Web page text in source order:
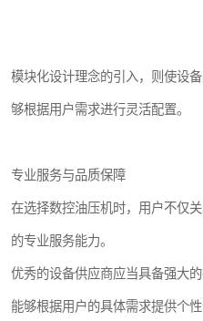
模块化设计理念的引入，则使设
够根据用户需求进行灵活配置。
专业服务与品质保障
在选择数控油压机时，用户不仅
的专业服务能力。
优秀的设备供应商应当具备强大
能够根据用户的具体需求提供个性